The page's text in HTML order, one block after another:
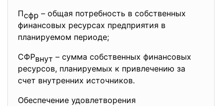
Псфр – общая потребность в собственных
финансовых ресурсах предприятия в
планируемом периоде;
СФРвнут – сумма собственных финансовых
ресурсов, планируемых к привлечению за
счет внутренних источников.
Обеспечение удовлетворения